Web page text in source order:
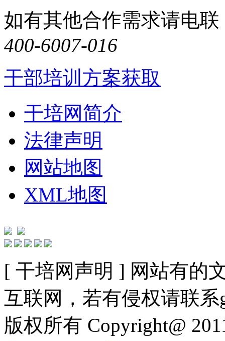
如有其他合作需求请电联
400-6007-016
干部培训方案获取
干培网简介
法律声明
网站地图
XML地图
[ 干培网声明 ] 网站有的
互联网，若有侵权请联系
版权所有 Copyright@